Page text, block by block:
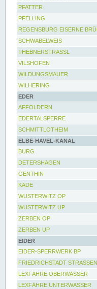
PFATTER
PFELLING
REGENSBURG EISERNE
SCHWABELWEIS
THEBNERSTRASSL
VILSHOFEN
WILDUNGSMAUER
WILHERING
EDER
AFFOLDERN
EDERTALSPERRE
SCHMITTLOTHEIM
ELBE-HAVEL-KANAL
BURG
DETERSHAGEN
GENTHIN
KADE
WUSTERWITZ OP
WUSTERWITZ UP
ZERBEN OP
ZERBEN UP
EIDER
EIDER-SPERRWERK BP
FRIEDRICHSTADT
LEXFÄHRE OBERWASSER
LEXFÄHRE UNTERWASSER